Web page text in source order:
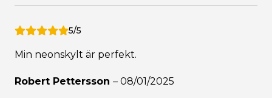
5/5
Min neonskylt är perfekt.
Robert Pettersson – 08/01/2025